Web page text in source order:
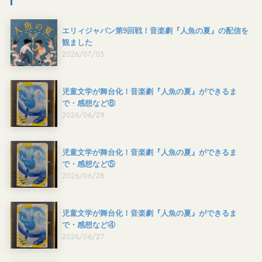
エリィジャパン第9回戦！音楽劇『人魚の夏』の配信を
観ました
2026/07/03
児童文学が舞台化！音楽劇『人魚の夏』ができるま
で・感想など⑥
2026/06/29
児童文学が舞台化！音楽劇『人魚の夏』ができるま
で・感想など⑤
2026/06/28
児童文学が舞台化！音楽劇『人魚の夏』ができるま
で・感想など④
2026/06/27